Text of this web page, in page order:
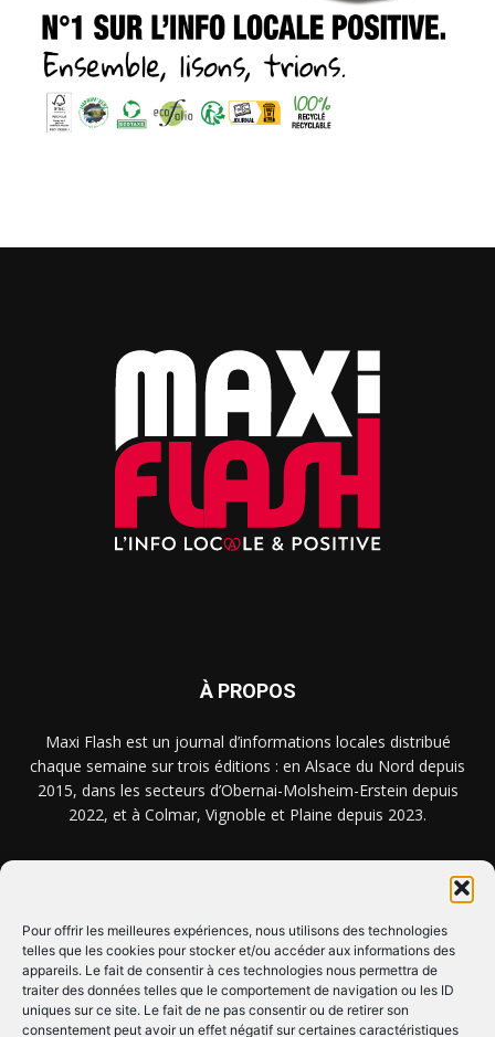
Pour offrir les meilleures expériences, nous utilisons des technologies
telles que les cookies pour stocker et/ou accéder aux informations des
appareils. Le fait de consentir à ces technologies nous permettra de
traiter des données telles que le comportement de navigation ou les ID
uniques sur ce site. Le fait de ne pas consentir ou de retirer son
consentement peut avoir un effet négatif sur certaines caractéristiques
À PROPOS
Maxi Flash est un journal d’informations locales distribué
chaque semaine sur trois éditions : en Alsace du Nord depuis
2015, dans les secteurs d’Obernai-Molsheim-Erstein depuis
2022, et à Colmar, Vignoble et Plaine depuis 2023.
CLIQUEZ ICI !
SUIVEZ-NOUS !